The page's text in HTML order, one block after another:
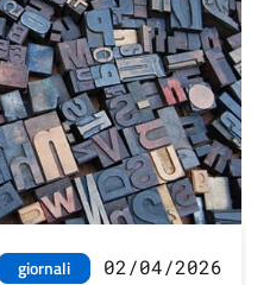
giornali
02/04/2026